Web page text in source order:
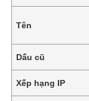
Tên
Dấu cũ
Xếp hạng IP